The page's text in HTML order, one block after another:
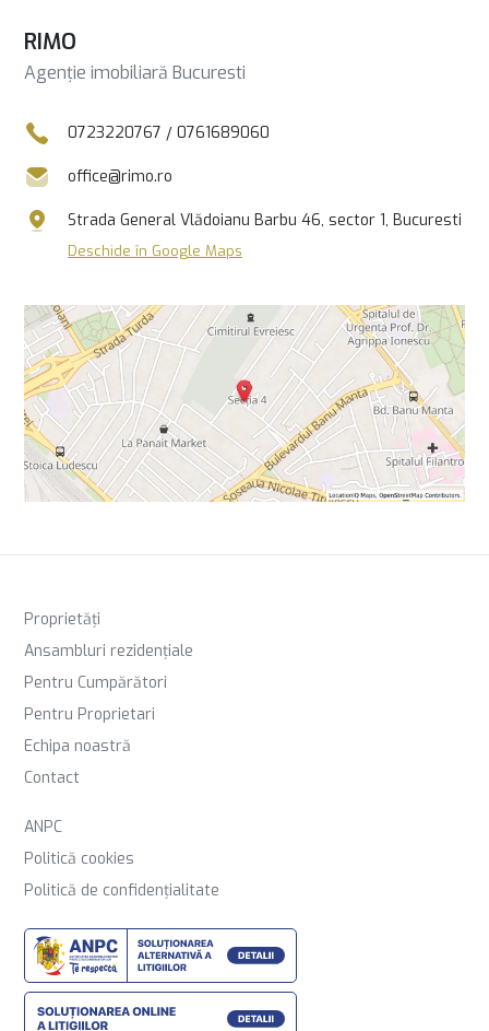
RIMO
Agenție imobiliară Bucuresti
0723220767 / 0761689060
office@rimo.ro
Strada General Vlădoianu Barbu 46, sector 1, Bucuresti
Deschide în Google Maps
Proprietăți
Ansambluri rezidențiale
Pentru Cumpărători
Pentru Proprietari
Echipa noastră
Contact
ANPC
Politică cookies
Politică de confidențialitate